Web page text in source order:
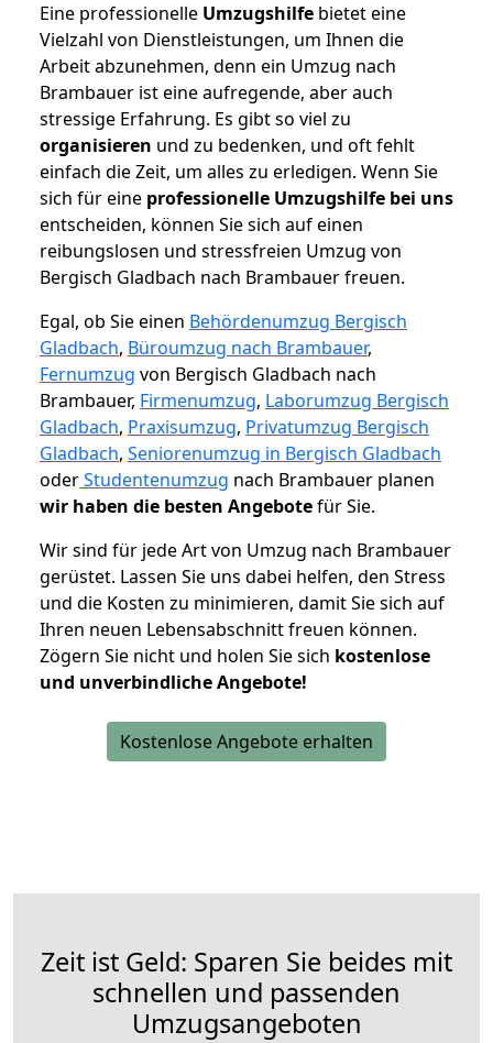
Eine professionelle Umzugshilfe bietet eine
Vielzahl von Dienstleistungen, um Ihnen die
Arbeit abzunehmen, denn ein Umzug nach
Brambauer ist eine aufregende, aber auch
stressige Erfahrung. Es gibt so viel zu
organisieren und zu bedenken, und oft fehlt
einfach die Zeit, um alles zu erledigen. Wenn Sie
sich für eine professionelle Umzugshilfe bei uns
entscheiden, können Sie sich auf einen
reibungslosen und stressfreien Umzug von
Bergisch Gladbach nach Brambauer freuen.
Egal, ob Sie einen Behördenumzug Bergisch
Gladbach, Büroumzug nach Brambauer,
Fernumzug von Bergisch Gladbach nach
Brambauer, Firmenumzug, Laborumzug Bergisch
Gladbach, Praxisumzug, Privatumzug Bergisch
Gladbach, Seniorenumzug in Bergisch Gladbach
oderStudentenumzug nach Brambauer planen
wir haben die besten Angebotefür Sie.
Wir sind für jede Art von Umzug nach Brambauer
gerüstet. Lassen Sie uns dabei helfen, den Stress
und die Kosten zu minimieren, damit Sie sich auf
Ihren neuen Lebensabschnitt freuen können.
Zögern Sie nicht und holen Sie sich kostenlose
und unverbindliche Angebote!
Kostenlose Angebote erhalten
Zeit ist Geld: Sparen Sie beides mit
schnellen und passenden
Umzugsangeboten